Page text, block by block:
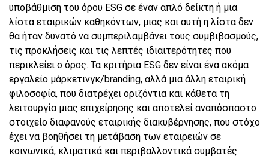
υποβάθμιση του όρου ESG σε έναν απλό δείκτη ή μια
λίστα εταιρικών καθηκόντων, μιας και αυτή η λίστα δεν
θα ήταν δυνατό να συμπεριλαμβάνει τους συμβιβασμούς,
τις προκλήσεις και τις λεπτές ιδιαιτερότητες που
περικλείει ο όρος. Τα κριτήρια ESG δεν είναι ένα ακόμα
εργαλείο μάρκετινγκ/branding, αλλά μια άλλη εταιρική
φιλοσοφία, που διατρέχει οριζόντια και κάθετα τη
λειτουργία μιας επιχείρησης και αποτελεί αναπόσπαστο
στοιχείο διαφανούς εταιρικής διακυβέρνησης, που στόχο
έχει να βοηθήσει τη μετάβαση των εταιρειών σε
κοινωνικά, κλιματικά και περιβαλλοντικά συμβατές